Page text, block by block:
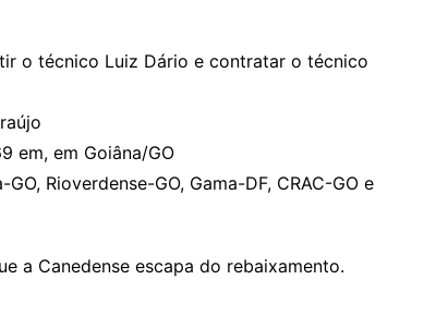
o técnico Luiz Dário e contratar o técnico
em, em Goiâna/GO
Rioverdense-GO, Gama-DF, CRAC-GO e
a Canedense escapa do rebaixamento.